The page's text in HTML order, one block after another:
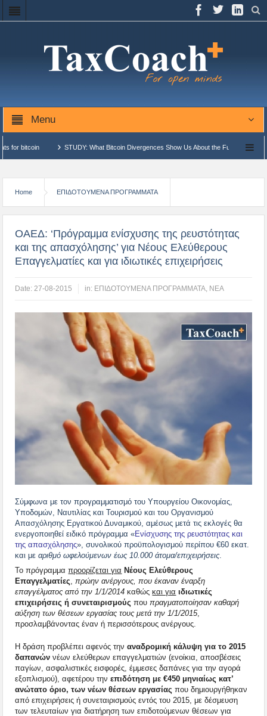
Menu
STUDY: What Bitcoin Divergences Show Us About the Future: New Highs or Bear
Home ΕΠΙΔΟΤΟΥΜΕΝΑ ΠΡΟΓΡΑΜΜΑΤΑ
ΟΑΕΔ: ‘Πρόγραμμα ενίσχυσης της ρευστότητας
και της απασχόλησης’ για Νέους Ελεύθερους
Επαγγελματίες και για ιδιωτικές επιχειρήσεις
Date:27-08-2015 in: ΕΠΙΔΟΤΟΥΜΕΝΑ ΠΡΟΓΡΑΜΜΑΤΑ, ΝΕΑ
Σύμφωνα με τον προγραμματισμό του Υπουργείου Οικονομίας,
Υποδομών, Ναυτιλίας και Τουρισμού και του Οργανισμού
Απασχόλησης Εργατικού Δυναμικού, αμέσως μετά τις εκλογές θα
ενεργοποιηθεί ειδικό πρόγραμμα «Ενίσχυσης της ρευστότητας και
της απασχόλησης», συνολικού προϋπολογισμού περίπου €60 εκατ.
και μεαριθμό ωφελούμενων έως 10.000 άτομα/επιχειρήσεις
Το πρόγραμμαπροορίζεται για Νέους Ελεύθερους
Επαγγελματίες
πρώην ανέργους, που έκαναν έναρξη
επαγγέλματος από την 1/1/2014 καθώςκαι για ιδιωτικές
επιχειρήσεις ή συνεταιρισμούς που πραγματοποίησαν καθαρή
αύξηση των θέσεων εργασίας τους μετά την 1/1/2015,
προσλαμβάνοντας έναν ή περισσότερους ανέργους.
Η δράση προβλέπει αφενός την αναδρομική κάλυψη για το 2015
δαπανών νέων ελεύθερων επαγγελματιών (ενοίκια, αποσβέσεις
παγίων, ασφαλιστικές εισφορές, έμμεσες δαπάνες για την αγορά
εξοπλισμού), αφετέρου τηνεπιδότηση με €450 μηνιαίως κατ’
ανώτατο όριο, των νέων θέσεων εργασίας που δημιουργήθηκαν
από επιχειρήσεις ή συνεταιρισμούς εντός του 2015, με δέσμευση
των τελευταίων για διατήρηση των επιδοτούμενων θέσεων για